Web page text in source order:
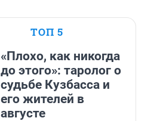
ТОП 5
«Плохо, как никогда
до этого»: таролог о
судьбе Кузбасса и
его жителей в
августе